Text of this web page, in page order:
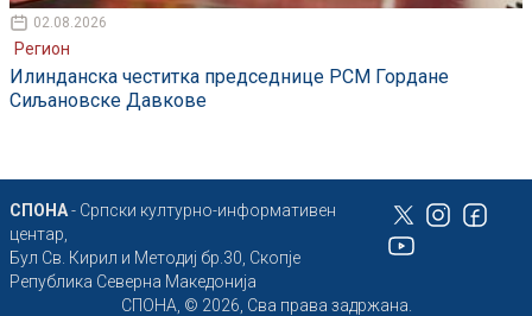
02.08.2026
Регион
Илинданска честитка председнице РСМ Гордане
Сиљановске Давкове
СПОНА- Српски културно-информативен
центар,
Бул Св. Кирил и Методиј бр.30, Скопје
Република Северна Македонија
СПОНА, © 2026, Сва права задржана.